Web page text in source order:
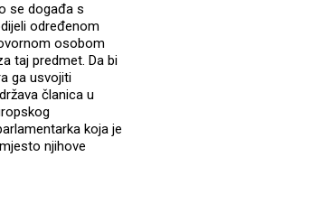
se događa s
određenom
osobom
taj predmet. Da bi
ga usvojiti
članica u
koja je
njihove